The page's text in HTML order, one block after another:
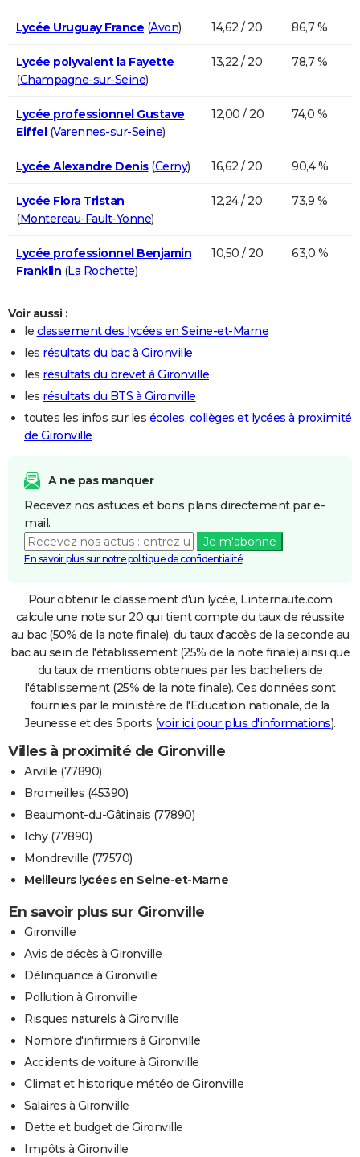
Lycée Uruguay France (Avon) 14,62 / 20 86,7 %
Lycée polyvalent la Fayette
(Champagne-sur-Seine)
13,22 / 20 78,7 %
Lycée professionnel Gustave
Eiffel(Varennes-sur-Seine)
12,00 / 20 74,0 %
Lycée Alexandre Denis(Cerny) 16,62 / 20 90,4 %
Lycée Flora Tristan
(Montereau-Fault-Yonne)
12,24 / 20 73,9 %
Lycée professionnel Benjamin
Franklin (La Rochette)
10,50 / 20 63,0 %
Voir aussi :
le classement des lycées en Seine-et-Marne
les résultats du bac à Gironville
les résultats du brevet à Gironville
les résultats du BTS à Gironville
toutes les infos sur les écoles, collèges et lycées à proximité
de Gironville
A ne pas manquer
Recevez nos astuces et bons plans directement par e-
mail.
Je m'abonne
En savoir plus sur notre politique de confidentialité
Pour obtenir le classement d'un lycée, Linternaute.com
calcule une note sur 20 qui tient compte du taux de réussite
au bac (50% de la note finale), du taux d'accès de la seconde au
bac au sein de l'établissement (25% de la note finale) ainsi que
du taux de mentions obtenues par les bacheliers de
l'établissement (25% de la note finale). Ces données sont
fournies par le ministère de l'Education nationale, de la
Jeunesse et des Sports (voir ici pour plus d'informations).
Villes à proximité de Gironville
Arville (77890)
Bromeilles (45390)
Beaumont-du-Gâtinais (77890)
Ichy (77890)
Mondreville (77570)
Meilleurs lycées en Seine-et-Marne
En savoir plus sur Gironville
Gironville
Avis de décès à Gironville
Délinquance à Gironville
Pollution à Gironville
Risques naturels à Gironville
Nombre d'infirmiers à Gironville
Accidents de voiture à Gironville
Climat et historique météo de Gironville
Salaires à Gironville
Dette et budget de Gironville
Impôts à Gironville